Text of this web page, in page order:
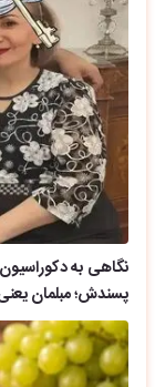
نگاهی به
پسندش؛ مبلمان